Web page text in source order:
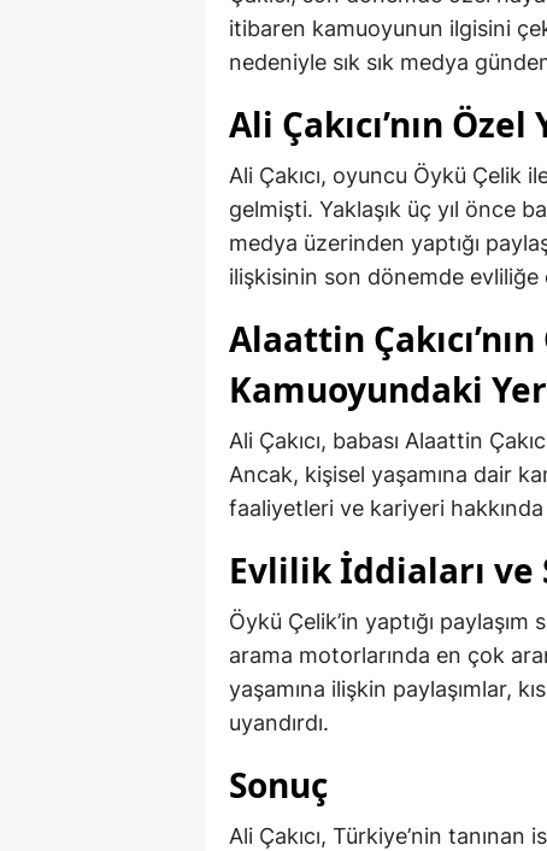
itibaren kamuoyunun ilgisini
nedeniyle sık sık medya
Ali Çakıcı’nın Özel
Ali Çakıcı, oyuncu Öykü Çelik
gelmişti. Yaklaşık üç yıl önce
medya üzerinden yaptığı
ilişkisinin son dönemde
Alaattin
Kamuoyundaki
Ali Çakıcı, babası Alaattin
Ancak, kişisel yaşamına dair
faaliyetleri ve kariyeri
Evlilik İddiaları ve
Öykü Çelik’in yaptığı paylaşım
arama motorlarında en çok
yaşamına ilişkin paylaşımlar,
uyandırdı.
Sonuç
Ali Çakıcı, Türkiye’nin tanınan